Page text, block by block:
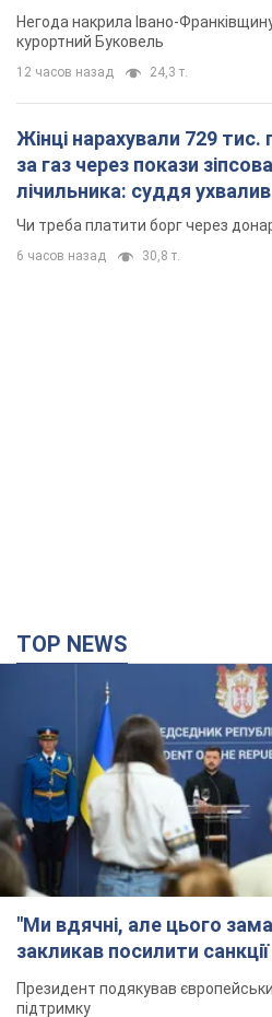
Відео
Негода накрила Івано-
курортний Буковель
12 часов назад 24,3 т.
Жінці нарахували 729 тис.
за газ через покази
лічильника: суддя ухвалив
неочікуване рішення
Чи треба платити борг через
6 часов назад 30,8 т.
TOP NEWS
"Ми вдячні, але цього
закликав посилити санкції
Президент подякував
підтримку